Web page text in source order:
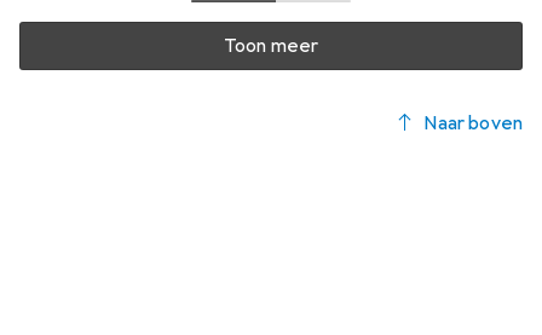
Toon meer
Naar boven